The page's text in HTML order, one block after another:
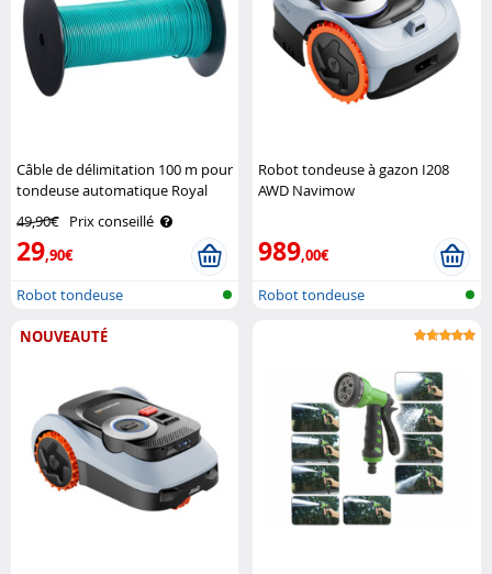
Câble de délimitation 100 m pour
tondeuse automatique Royal
Gardineer Royal Gardineer
49,90€ Prix conseillé
29,90€
Robot tondeuse
Robot tondeuse à gazon I208
AWD Navimow
989,00€
Robot tondeuse
NOUVEAUTÉ